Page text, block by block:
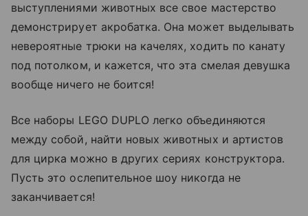
выступлениями животных все свое мастерство
демонстрирует акробатка. Она может выделывать
невероятные трюки на качелях, ходить по канату
под потолком, и кажется, что эта смелая девушка
вообще ничего не боится!
Все наборы LEGO DUPLO легко объединяются
между собой, найти новых животных и артистов
для цирка можно в других сериях конструктора.
Пусть это ослепительное шоу никогда не
заканчивается!